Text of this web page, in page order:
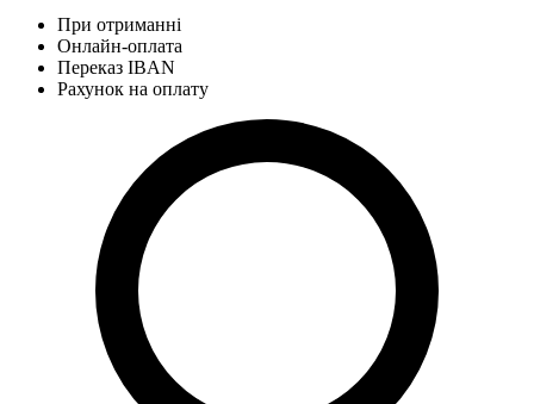
При отриманні
Онлайн-оплата
Переказ IBAN
Рахунок на оплату